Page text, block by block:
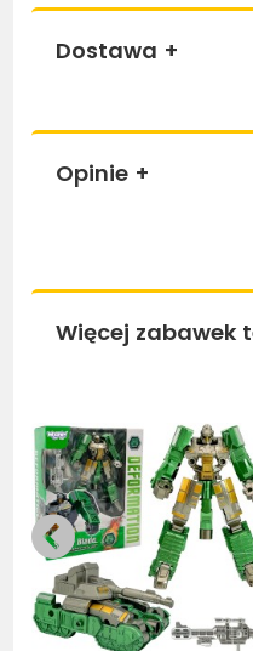
Dostawa +
Opinie +
Więcej zabawek